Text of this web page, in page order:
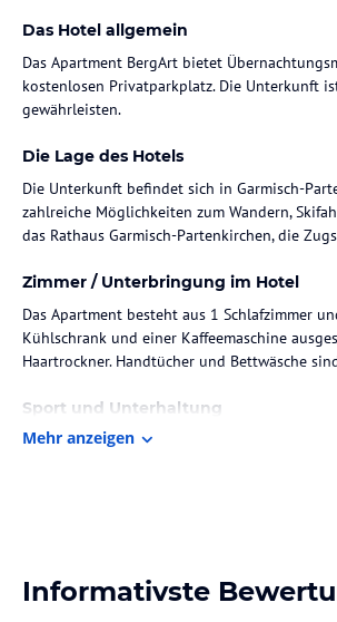
Das Hotel allgemein
Das Apartment BergArt bietet
kostenlosen Privatparkplatz. Die Unterkunft
gewährleisten.
Die Lage des Hotels
Die Unterkunft befindet sich in Garmisch-
zahlreiche Möglichkeiten zum Wandern,
das Rathaus Garmisch-Partenkirchen, die
Zimmer / Unterbringung im Hotel
Das Apartment besteht aus 1 Schlafzimmer
Kühlschrank und einer Kaffeemaschine
Haartrockner. Handtücher und Bettwäsche
Sport und Unterhaltung
Es stehen verschiedene
Mehr anzeigen
Informativste